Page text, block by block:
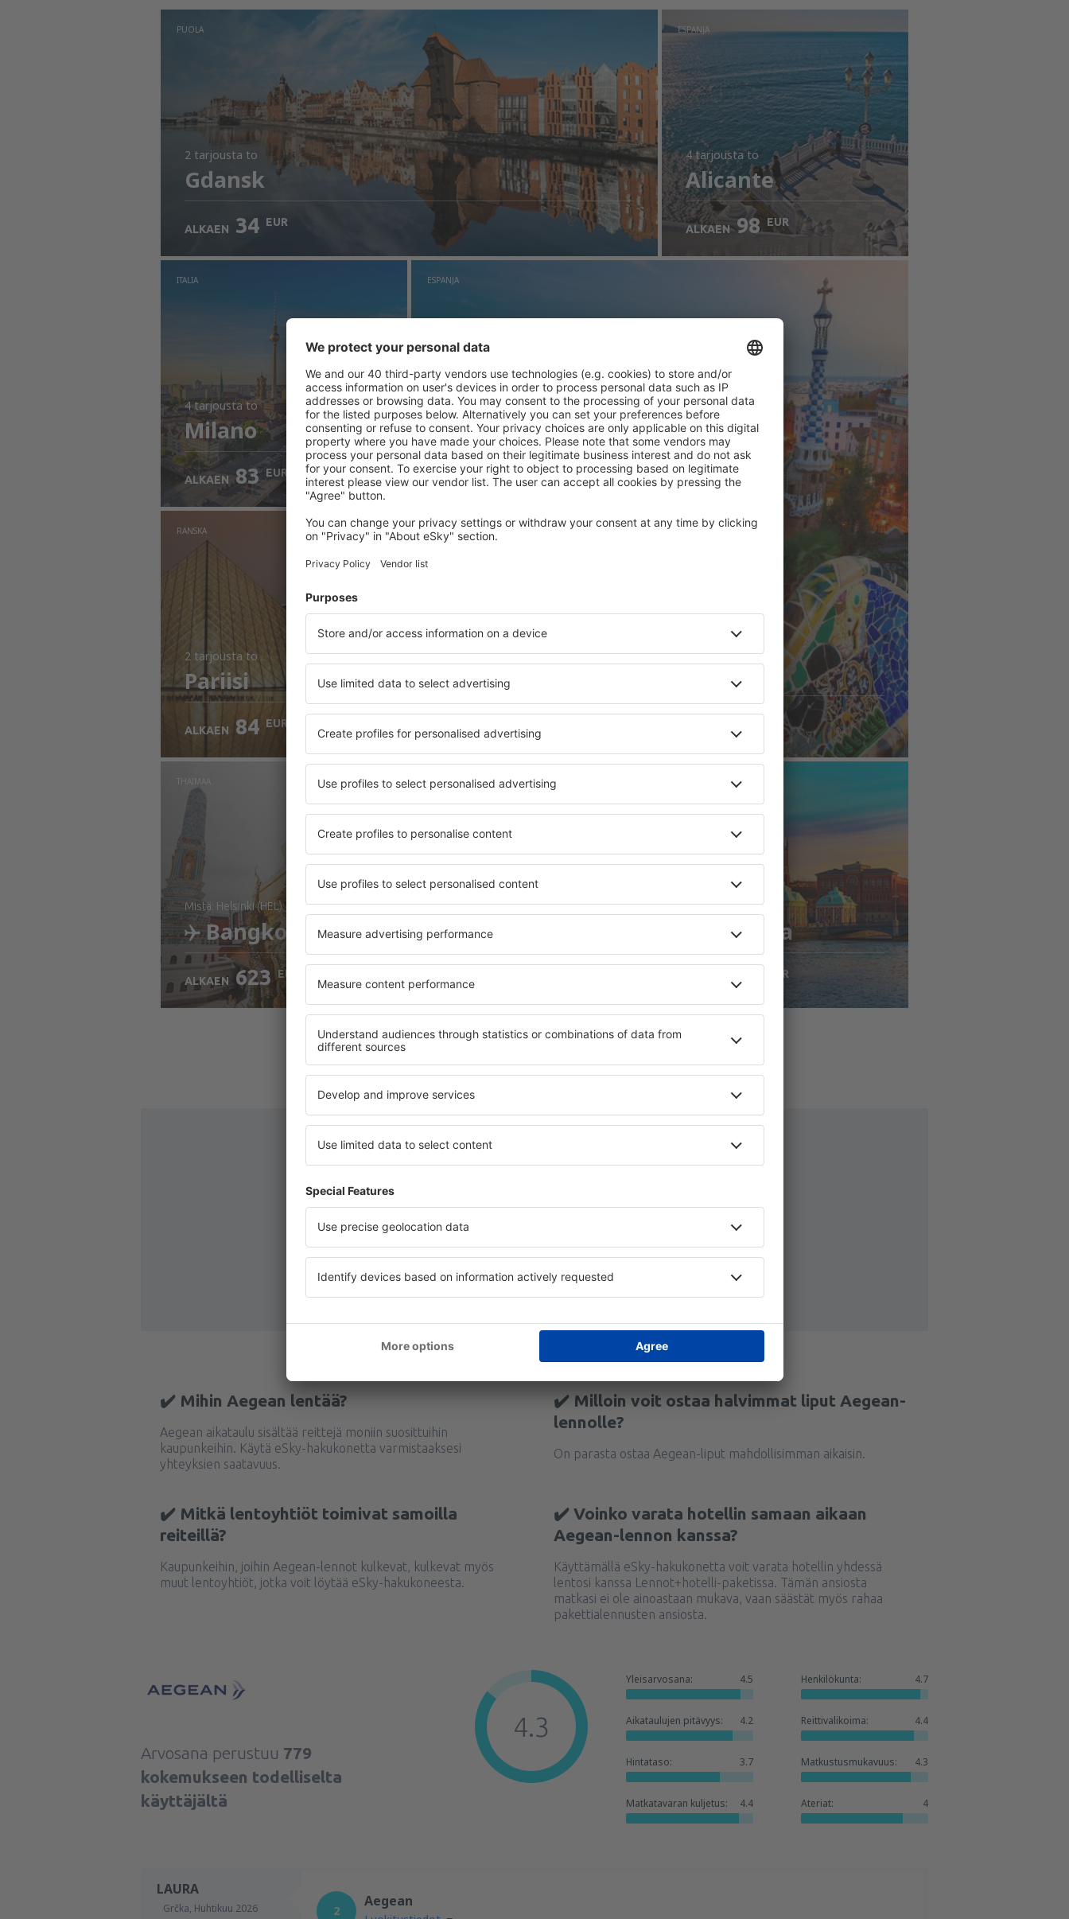
PUOLA
2 tarjousta to
Gdansk
ALKAEN 34 EUR
ESPANJA
4 tarjoustato
Alicante
ALKAEN 98 EUR
ITALIA
4 tarjoustato
Milano
ALKAEN 83 EUR
ESPANJA
mistä: Helsinki (HEL)
Barcelona
Tarkista tiedot
ALKAEN 169 EUR
RANSKA
2 tarjousta to
Pariisi
ALKAEN 84 EUR
THAIMAA
mistä: Helsinki (HEL)
Bangkok
ALKAEN 623 EUR
SUOMI
13 tarjoustato
Helsinki
ALKAEN
4 tarjoustato
Tukholma
79 EUR
Näytä muita tarjouksia
✔️ Mihin Aegean lentää?
Aegean aikataulu sisältää reittejä moniin suosittuihin
kaupunkeihin. Käytä eSky-hakukonetta varmistaaksesi
yhteyksien saatavuus.
✔️ Milloin voit ostaa halvimmat liput Aegean-
lennolle?
On parasta ostaa Aegean-liput mahdollisimman aikaisin.
✔️ Mitkä lentoyhtiöt toimivat samoilla
reiteillä?
Kaupunkeihin, joihin Aegean-lennot kulkevat, kulkevat myös
muut lentoyhtiöt, jotka voit löytää eSky-hakukoneesta.
✔️ Voinko varata hotellin samaan aikaan
Aegean-lennon kanssa?
Käyttämällä eSky-hakukonetta voit varata hotellin yhdessä
lentosi kanssa Lennot+hotelli-paketissa. Tämän ansiosta
matkasi ei ole ainoastaan mukava, vaan säästät myös rahaa
pakettialennusten ansiosta.
Arvosana perustuu 779
kokemukseen todelliselta
käyttäjältä
Yleisarvosana: 4.5 Henkilökunta: 4.7
Aikataulujen pitävyys: 4.2 Reittivalikoima: 4.4
Hintataso: 3.7 Matkustusmukavuus: 4.3
Matkatavaran kuljetus: 4.4 Ateriat: 4
4.3
LAURA
Grčka, Huhtikuu 2026 2
Aegean